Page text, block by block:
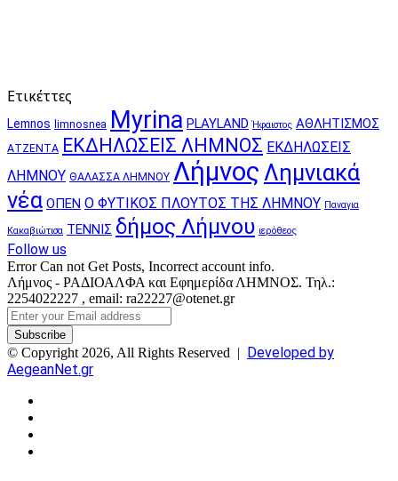
Ετικέττες
Lemnos limnosnea Myrina PLAYLAND Ήφαιστος ΑΘΛΗΤΙΣΜΟΣ
ΑΤΖΕΝΤΑ ΕΚΔΗΛΩΣΕΙΣ ΛΗΜΝΟΣ ΕΚΔΗΛΩΣΕΙΣ
ΛΗΜΝΟΥ ΘΑΛΑΣΣΑ ΛΗΜΝΟΥ Λήμνος Λημνιακά
νέα ΟΠΕΝ Ο ΦΥΤΙΚΟΣ ΠΛΟΥΤΟΣ ΤΗΣ ΛΗΜΝΟΥ Παναγια
Κακαβιώτισα ΤΕΝΝΙΣ δήμος Λήμνου ιερόθεος
Follow us
Error Can not Get Posts, Incorrect account info.
Λήμνος - ΡΑΔΙΟΑΛΦΑ και Εφημερίδα ΛΗΜΝΟΣ. Τηλ.:
2254022227 , email: ra22227@otenet.gr
Enter
your
Email
address
© Copyright 2026, All Rights Reserved | Developed by
AegeanNet.gr